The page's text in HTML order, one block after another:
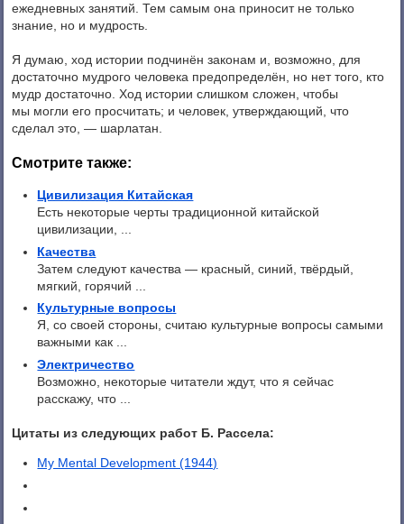
ежедневных занятий. Тем самым она приносит не только
знание, но и мудрость.
Я думаю, ход истории подчинён законам и, возможно, для
достаточно мудрого человека предопределён, но нет того, кто
мудр достаточно. Ход истории слишком сложен, чтобы
мы могли его просчитать; и человек, утверждающий, что
сделал это, — шарлатан.
Смотрите также:
Цивилизация Китайская
Есть некоторые черты традиционной китайской
цивилизации, ...
Качества
Затем следуют качества — красный, синий, твёрдый,
мягкий, горячий ...
Культурные вопросы
Я, со своей стороны, считаю культурные вопросы самыми
важными как ...
Электричество
Возможно, некоторые читатели ждут, что я сейчас
расскажу, что ...
Цитаты из следующих работ Б. Рассела:
My Mental Development (1944)